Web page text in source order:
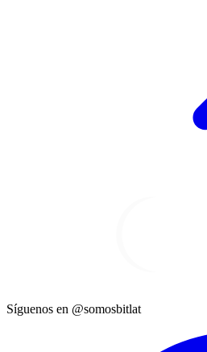
Síguenos en @somosbitlat